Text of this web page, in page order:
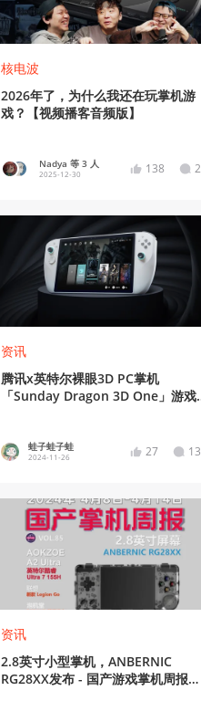
核电波
2026年了，为什么我还在玩掌机游
戏？【视频播客音频版】
Nadya 等 3 人
2025-12-30 138
资讯
腾讯x英特尔裸眼3D PC掌机
「Sunday Dragon 3D One」游戏
蛙子蛙子蛙
2024-11-26 27
资讯
2.8英寸小型掌机，ANBERNIC
RG28XX发布 - 国产游戏掌机周报